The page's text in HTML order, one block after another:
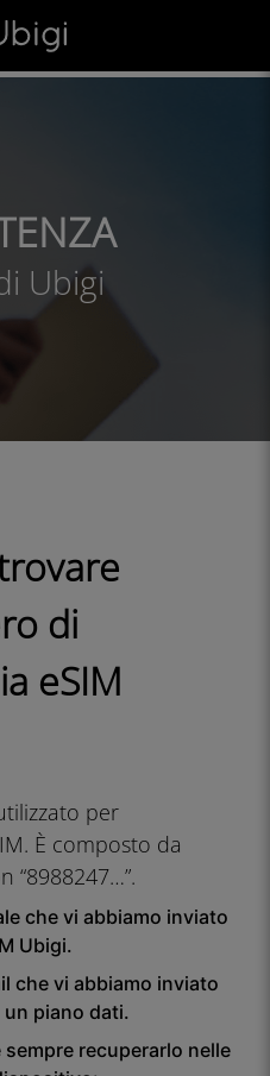
Ubigi
di
eSIM
per
È composto da
“8988247…”.
che vi abbiamo inviato
Ubigi.
che vi abbiamo inviato
piano dati.
recuperarlo nelle